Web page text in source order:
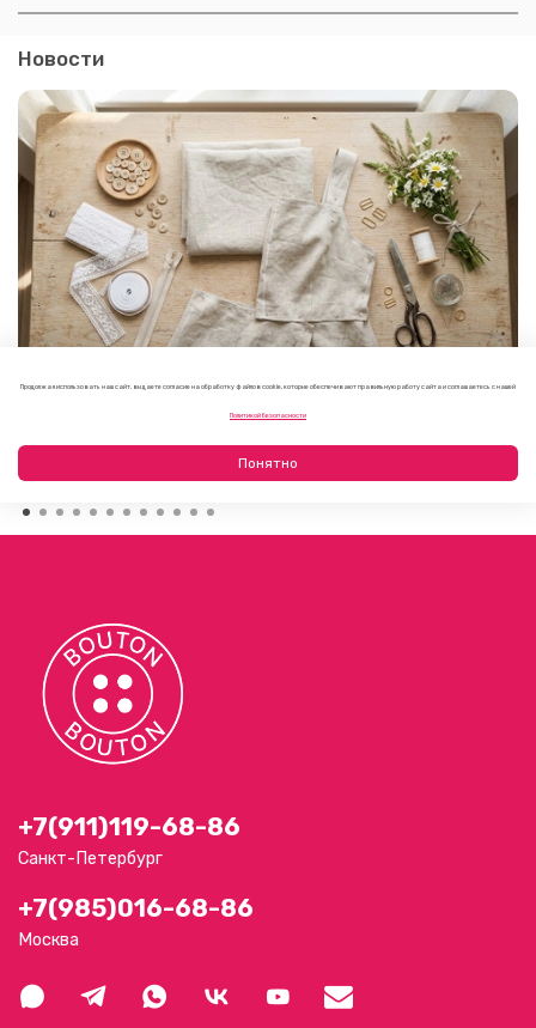
Новости
+7(911)119-68-86
Санкт-Петербург
+7(985)016-68-86
Москва
Продолжая использовать наш сайт, вы даете согласие на обработку файлов cookie, которые обеспечивают правильную работу сайта и соглашаетесь с нашей
Политикой безопасности
Понятно